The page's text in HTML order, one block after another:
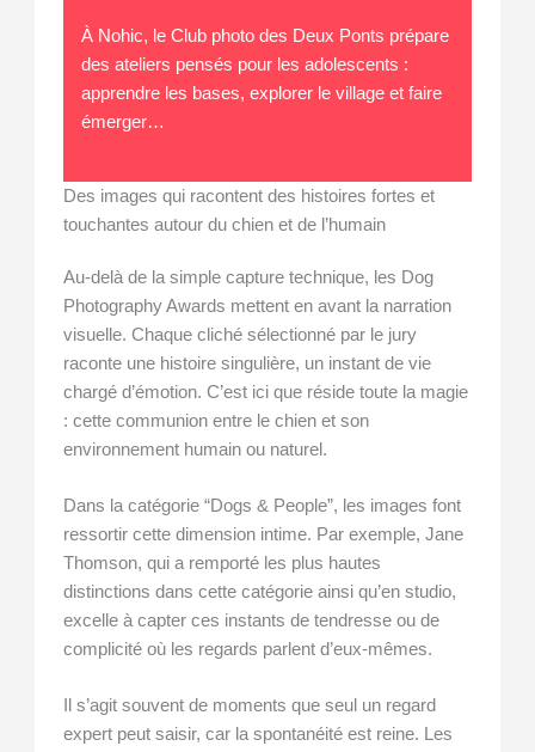
À Nohic, le Club photo des Deux Ponts prépare
des ateliers pensés pour les adolescents :
apprendre les bases, explorer le village et faire
émerger…
Des images qui racontent des histoires fortes et
touchantes autour du chien et de l’humain
Au-delà de la simple capture technique, les Dog
Photography Awards mettent en avant la narration
visuelle. Chaque cliché sélectionné par le jury
raconte une histoire singulière, un instant de vie
chargé d’émotion. C’est ici que réside toute la magie
: cette communion entre le chien et son
environnement humain ou naturel.
Dans la catégorie “Dogs & People”, les images font
ressortir cette dimension intime. Par exemple, Jane
Thomson, qui a remporté les plus hautes
distinctions dans cette catégorie ainsi qu’en studio,
excelle à capter ces instants de tendresse ou de
complicité où les regards parlent d’eux-mêmes.
Il s’agit souvent de moments que seul un regard
expert peut saisir, car la spontanéité est reine. Les